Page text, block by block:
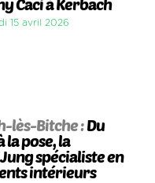
Caci à Kerbach
15 avril 2026
lès-Bitche :Du
la pose, la
spécialiste en
intérieurs